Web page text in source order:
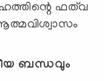
ഫത്‌വ
ബന്ധവും